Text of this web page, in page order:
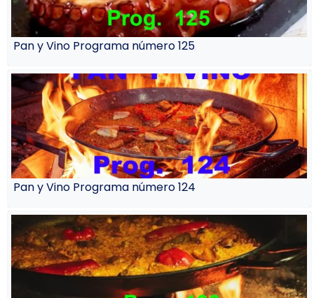
Pan y Vino Programa número 125
Pan y Vino Programa número 124